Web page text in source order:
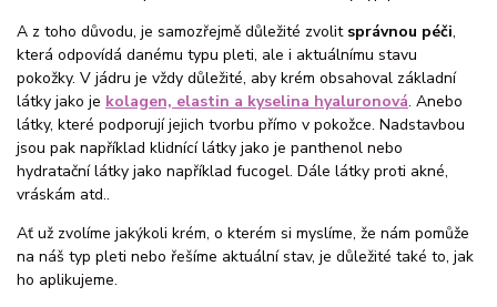
A z toho důvodu, je samozřejmě důležité zvolit správnou péči,
která odpovídá danému typu pleti, ale i aktuálnímu stavu
pokožky. V jádru je vždy důležité, aby krém obsahoval základní
látky jako je kolagen, elastin a kyselina hyaluronová. Anebo
látky, které podporují jejich tvorbu přímo v pokožce. Nadstavbou
jsou pak například klidnící látky jako je panthenol nebo
hydratační látky jako například fucogel. Dále látky proti akné,
vráskám atd..
Ať už zvolíme jakýkoli krém, o kterém si myslíme, že nám pomůže
na náš typ pleti nebo řešíme aktuální stav, je důležité také to, jak
ho aplikujeme.